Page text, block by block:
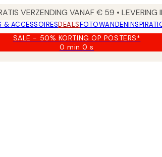
VERZENDING VANAF € 59 • LEVERING
& ACCESSOIRESDEALSFOTOWANDEN
SALE - 50% KORTING OP POSTERS*
0 min0 s
Geldig